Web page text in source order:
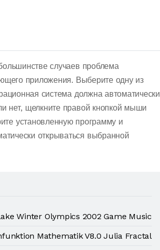
случаев проблема
приложения. Выберите одну из
система должна автоматически
нет, щелкните правой кнопкой мыши
установленную программу и
открываться выбранной
Winter Olympics 2002 Game Music
Mathematik V8.0 Julia Fractal